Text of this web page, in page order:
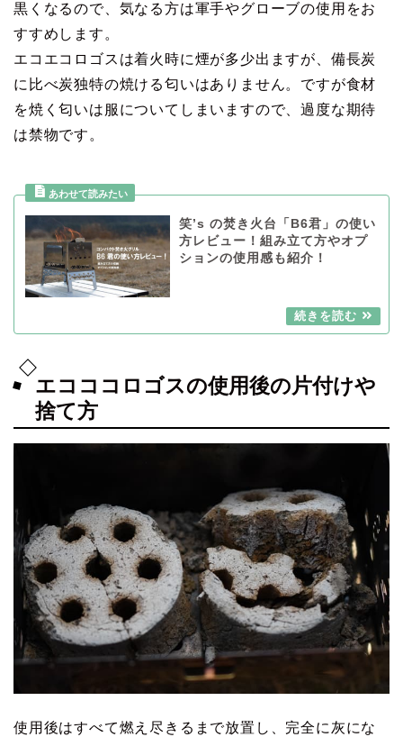
黒くなるので、気なる方は軍手やグローブの使用をお
すすめします。
エコエコロゴスは着火時に煙が多少出ますが、備長炭
に比べ炭独特の焼ける匂いはありません。ですが食材
を焼く匂いは服についてしまいますので、過度な期待
は禁物です。
笑’s の焚き火台「B6君」の使い
方レビュー！組み立て方やオプ
ションの使用感も紹介！
エコココロゴスの使用後の片付けや
捨て方
使用後はすべて燃え尽きるまで放置し、完全に灰にな